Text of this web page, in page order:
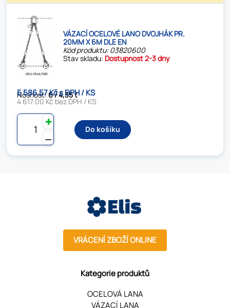
VÁZACÍ OCELOVÉ LANO DVOJHÁK PR.
20MM X 6M DLE EN
Kód produktu: 03820600
Stav skladu: Dostupnost 2-3 dny
Nosnost:6 / 4,35 t
5 586.57 Kč s DPH / KS
4 617.00 Kč bez DPH / KS
⚊
✚
Do košíku
VRÁCENÍ ZBOŽÍ ONLINE
Kategorie produktů
OCELOVÁ LANA
VÁZACÍ LANA